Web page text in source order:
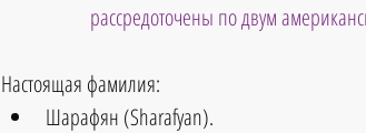
рассредоточены по двум
Настоящая фамилия:
Шарафян (Sharafyan).